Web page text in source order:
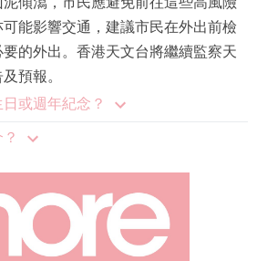
能影響交通，建議市民在外出前檢
的外出。香港天文台將繼續監察天
預報。
或週年紀念？